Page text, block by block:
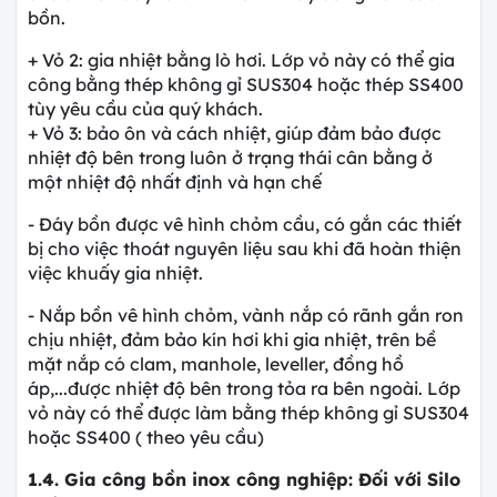
bồn.
+ Vỏ 2: gia nhiệt bằng lò hơi. Lớp vỏ này có thể gia
công bằng thép không gỉ SUS304 hoặc thép SS400
tùy yêu cầu của quý khách.
+ Vỏ 3: bảo ôn và cách nhiệt, giúp đảm bảo được
nhiệt độ bên trong luôn ở trạng thái cân bằng ở
một nhiệt độ nhất định và hạn chế
- Đáy bồn được vê hình chỏm cầu, có gắn các thiết
bị cho việc thoát nguyên liệu sau khi đã hoàn thiện
việc khuấy gia nhiệt.
- Nắp bồn vê hình chỏm, vành nắp có rãnh gắn ron
chịu nhiệt, đảm bảo kín hơi khi gia nhiệt, trên bề
mặt nắp có clam, manhole, leveller, đồng hồ
áp,...được nhiệt độ bên trong tỏa ra bên ngoài. Lớp
vỏ này có thể được làm bằng thép không gỉ SUS304
hoặc SS400 ( theo yêu cầu)
1.4. Gia công bồn inox công nghiệp: Đối với Silo